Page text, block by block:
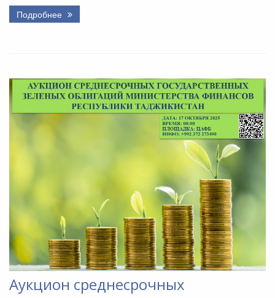
Подробнее
Аукцион среднесрочных